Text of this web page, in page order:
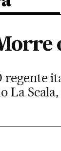
regente
La